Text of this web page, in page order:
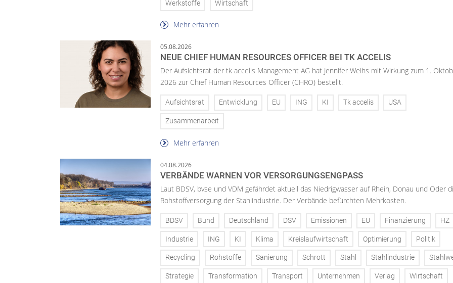
Werkstoffe Wirtschaft
Mehr erfahren
05.08.2026
NEUE CHIEF HUMAN RESOURCES OFFICER BEI TK ACCELIS
Der Aufsichtsrat der tk accelis Management AG hat Jennifer Weihs mit Wirkung zum 1.
2026 zur Chief Human Resources Officer (CHRO) bestellt.
Aufsichtsrat Entwicklung EU ING KI Tk accelis USA
Zusammenarbeit
Mehr erfahren
04.08.2026
VERBÄNDE WARNEN VOR VERSORGUNGSENGPASS
Laut BDSV, bvse und VDM gefährdet aktuell das Niedrigwasser auf Rhein, Donau und Oder
Rohstoffversorgung der Stahlindustrie. Der Verbände befürchten Mehrkosten.
BDSV Bund Deutschland DSV Emissionen EU Finanzierung HZ
Industrie ING KI Klima Kreislaufwirtschaft Optimierung Politik
Recycling Rohstoffe Sanierung Schrott Stahl Stahlindustrie
Strategie Transformation Transport Unternehmen Verlag Wirtschaft